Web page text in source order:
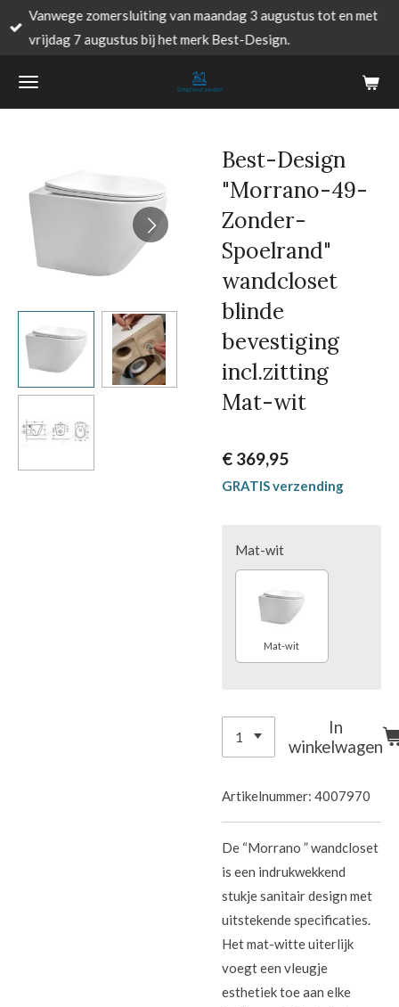
Ga
direct
de
Vanwege zomersluiting van maandag 3 augustus tot en met
vrijdag 7 augustus bij het merk Best-Design.
Best-Design
"Morrano-49-
Zonder-
Spoelrand"
wandcloset
blinde
bevestiging
incl.zitting
Mat-wit
€ 369,95
GRATIS verzending
Mat-wit
Mat-wit
In
winkelwagen
Artikelnummer: 4007970
De “Morrano ” wandcloset
is een indrukwekkend
stukje sanitair design met
uitstekende specificaties.
Het mat-witte uiterlijk
voegt een vleugje
esthetiek toe aan elke